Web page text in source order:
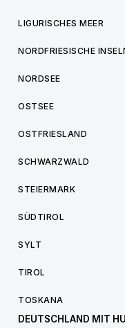
LIGURISCHES MEER
NORDFRIESISCHE
NORDSEE
OSTSEE
OSTFRIESLAND
SCHWARZWALD
STEIERMARK
SÜDTIROL
SYLT
TIROL
TOSKANA
DEUTSCHLAND MIT